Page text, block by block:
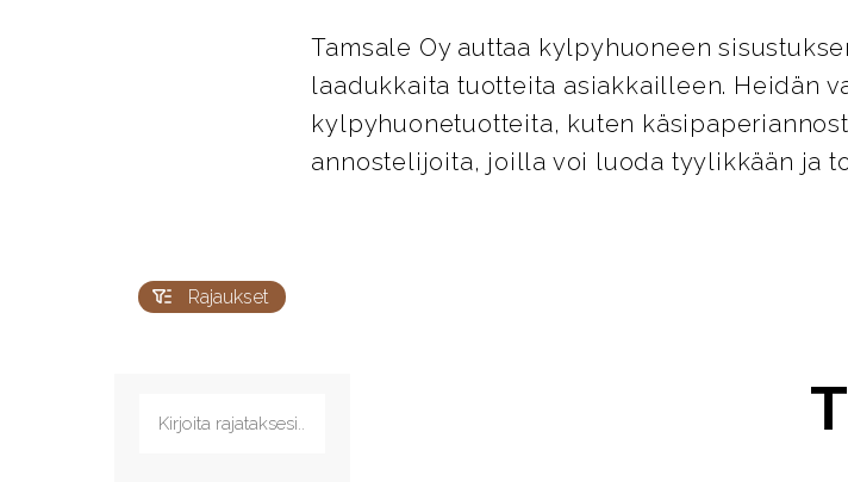
Tamsale Oy auttaa kylpyhuoneen
laadukkaita tuotteita asiakkailleen. Heidän
kylpyhuonetuotteita, kuten
annostelijoita, joilla voi luoda tyylikkään ja
Rajaukset